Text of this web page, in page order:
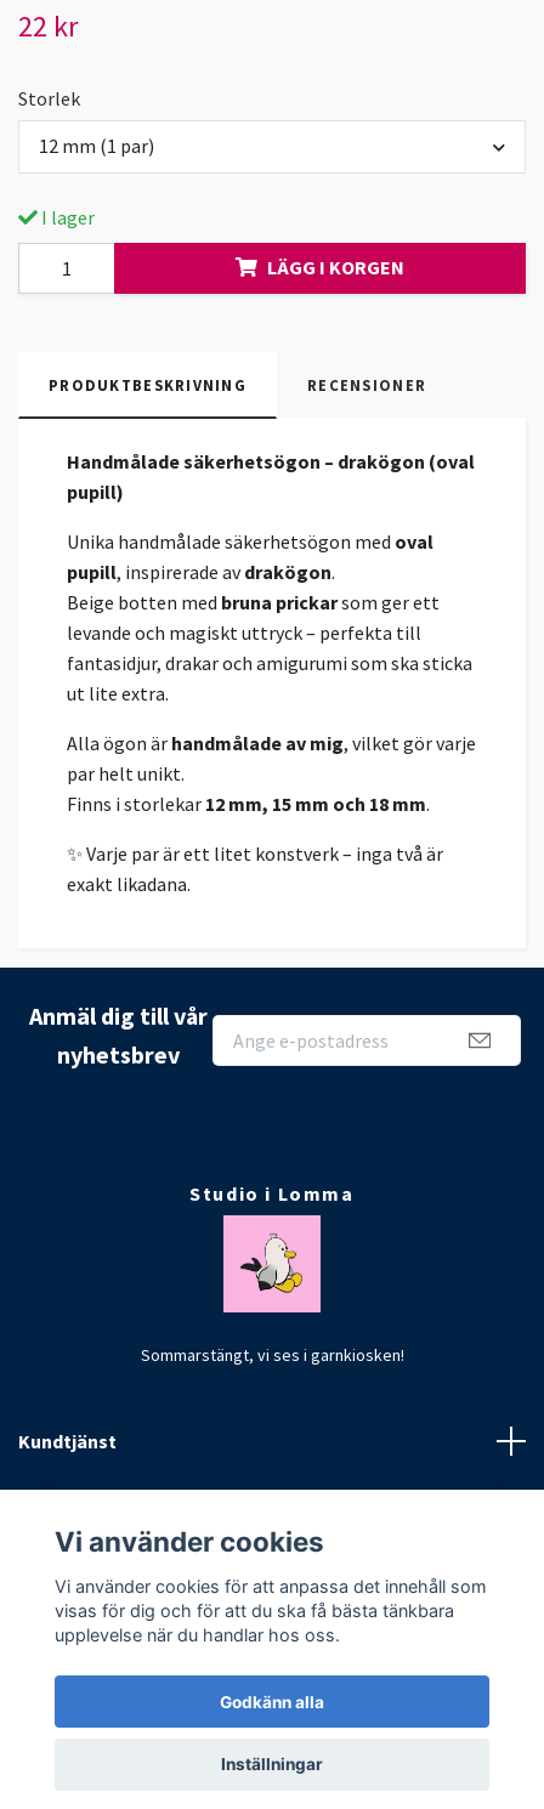
22 kr
Storlek
12 mm (1 par)
I lager
LÄGG I KORGEN
PRODUKTBESKRIVNING RECENSIONER
Handmålade säkerhetsögon – drakögon (oval
pupill)
Unika handmålade säkerhetsögon med oval
pupill, inspirerade avdrakögon.
Beige botten med bruna prickarsom ger ett
levande och magiskt uttryck – perfekta till
fantasidjur, drakar och amigurumi som ska sticka
ut lite extra.
Alla ögon är handmålade av mig, vilket gör varje
par helt unikt.
Finns i storlekar 12 mm, 15 mm och 18 mm.
✨ Varje par är ett litet konstverk – inga två är
exakt likadana.
Anmäl dig till vår
nyhetsbrev
Studio i Lomma
Sommarstängt, vi ses i garnkiosken!
Kundtjänst
© 2026 CrochetByKim
Vi använder cookies
Vi använder cookies för att anpassa det innehåll som
visas för dig och för att du ska få bästa tänkbara
upplevelse när du handlar hos oss.
Godkänn alla
Inställningar